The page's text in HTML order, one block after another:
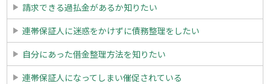
請求できる過払金があるか知りたい
連帯保証人に迷惑をかけずに債務整理をしたい
自分にあった借金整理方法を知りたい
連帯保証人になってしまい催促されている